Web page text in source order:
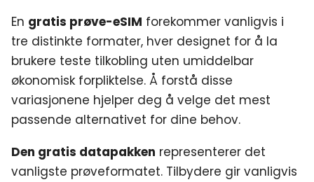
En gratis prøve-eSIM forekommer vanligvis i
tre distinkte formater, hver designet for å la
brukere teste tilkobling uten umiddelbar
økonomisk forpliktelse. Å forstå disse
variasjonene hjelper deg å velge det mest
passende alternativet for dine behov.
Den gratis datapakken representerer det
vanligste prøveformatet. Tilbydere gir vanligvis